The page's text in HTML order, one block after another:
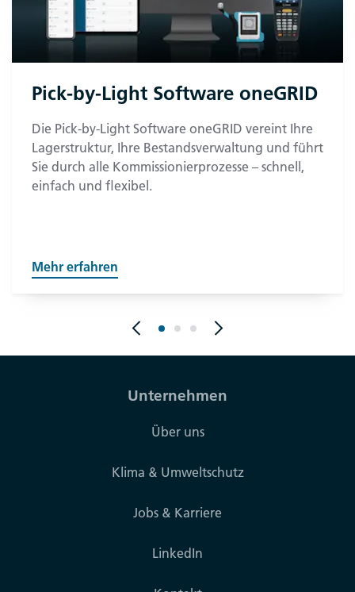
Pick-by-Light Software oneGRID
Die Pick-by-Light Software oneGRID vereint Ihre
Lagerstruktur, Ihre Bestandsverwaltung und führt
Sie durch alle Kommissionierprozesse – schnell,
einfach und flexibel.
Mehr erfahren
Unternehmen
Über uns
Klima & Umweltschutz
Jobs & Karriere
LinkedIn